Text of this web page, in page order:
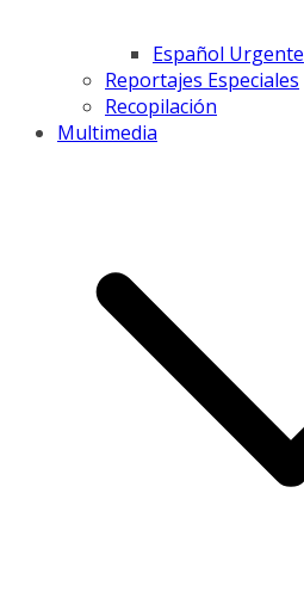
Español Urgente
Reportajes Especiales
Recopilación
Multimedia